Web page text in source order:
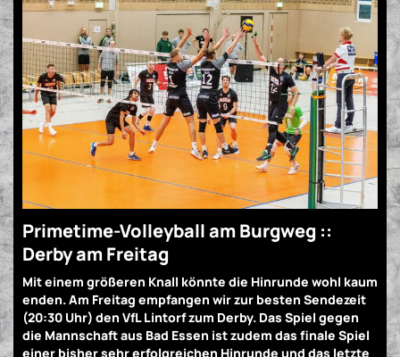
Primetime-Volleyball am Burgweg ::
Derby am Freitag
Mit einem größeren Knall könnte die Hinrunde wohl kaum
enden. Am Freitag empfangen wir zur besten Sendezeit
(20:30 Uhr) den VfL Lintorf zum Derby. Das Spiel gegen
die Mannschaft aus Bad Essen ist zudem das finale Spiel
einer bisher sehr erfolgreichen Hinrunde und das letzte